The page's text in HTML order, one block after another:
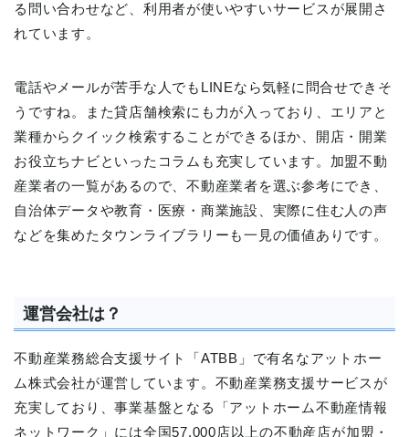
る問い合わせなど、利用者が使いやすいサービスが展開さ
れています。
電話やメールが苦手な人でもLINEなら気軽に問合せできそ
うですね。また貸店舗検索にも力が入っており、エリアと
業種からクイック検索することができるほか、開店・開業
お役立ちナビといったコラムも充実しています。加盟不動
産業者の一覧があるので、不動産業者を選ぶ参考にでき、
自治体データや教育・医療・商業施設、実際に住む人の声
などを集めたタウンライブラリーも一見の価値ありです。
運営会社は？
不動産業務総合支援サイト「ATBB」で有名なアットホー
ム株式会社が運営しています。不動産業務支援サービスが
充実しており、事業基盤となる「アットホーム不動産情報
ネットワーク」には全国57,000店以上の不動産店が加盟・